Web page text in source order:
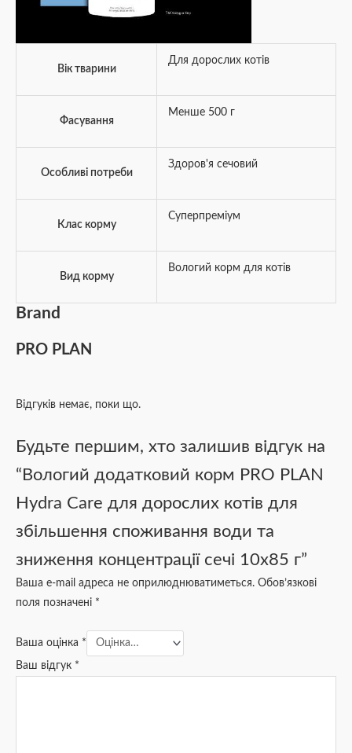
Вік тварини
Для дорослих котів
Фасування
Менше 500 г
Особливі потреби
Здоров'я сечовий
Клас корму
Суперпреміум
Вид корму
Вологий корм для котів
Brand
PRO PLAN
Відгуків немає, поки що.
Будьте першим, хто залишив відгук на
“Вологий додатковий корм PRO PLAN
Hydra Care для дорослих котів для
збільшення споживання води та
зниження концентрації сечі 10х85 г”
Ваша e-mail адреса не оприлюднюватиметься. Обов’язкові
поля позначені *
Ваша оцінка *
Ваш відгук *